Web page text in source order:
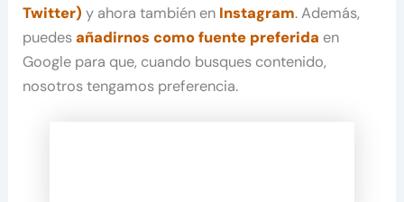
Twitter) y ahora también en Instagram. Además,
puedesañadirnos como fuente preferida en
Google para que, cuando busques contenido,
nosotros tengamos preferencia.